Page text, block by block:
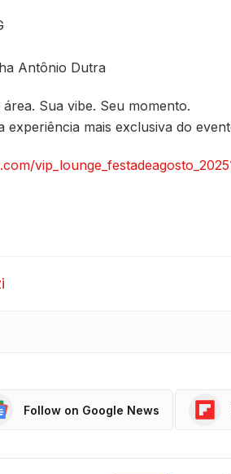
Antônio Dutra
Sua vibe. Seu momento.
experiência mais exclusiva do
Follow on Google News